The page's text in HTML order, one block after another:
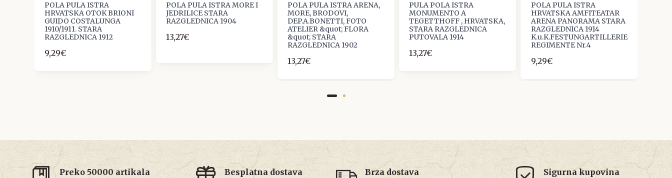
POLA PULA ISTRA
HRVATSKA OTOK BRIONI
GUIDO COSTALUNGA
1910/1911. STARA
RAZGLEDNICA 1912
9,29€
POLA PULA ISTRA MORE I
JEDRILICE STARA
RAZGLEDNICA 1904
13,27€
POLA PULA ISTRA ARENA,
MORE, BRODOVI,
DEP.A.BONETTI, FOTO
ATELIER &quot; FLORA
&quot; STARA
RAZGLEDNICA 1902
13,27€
PULA POLA ISTRA
MONUMENTO A
TEGETTHOFF , HRVATSKA,
STARA RAZGLEDNICA
PUTOVALA 1914
13,27€
POLA PULA ISTRA
HRVATSKA AMFITEATAR
ARENA PANORAMA STARA
RAZGLEDNICA 1914
K.u.K.FESTUNGARTILLERIE
REGIMENTE Nr.4
9,29€
Preko 50000 artikala Besplatna dostava Brza dostava Sigurna kupovina